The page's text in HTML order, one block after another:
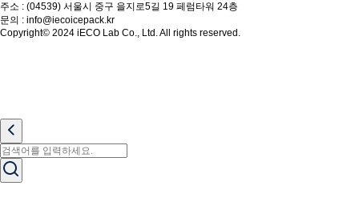
주소 : (04539) 서울시 중구 을지로5길 19 페럼타워 24층
문의 : info@iecoicepack.kr
Copyright© 2024 iECO Lab Co., Ltd. All rights reserved.